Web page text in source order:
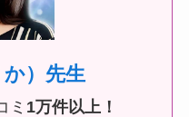
）先生
ミ 1万件以上！